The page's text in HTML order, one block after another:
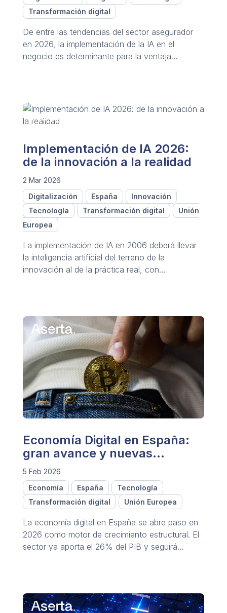
Transformación digital
De entre las tendencias del sector asegurador
en 2026, la implementación de la IA en el
negocio es determinante para la ventaja
Implementación de IA 2026:
de la innovación a la realidad
2 Mar 2026
Digitalización
España
Innovación
Tecnología
Transformación digital
Unión
Europea
La implementación de IA en 2006 deberá llevar
la inteligencia artificial del terreno de la
innovación al de la práctica real, con
Economía Digital en España:
gran avance y nuevas
oportunidades
5 Feb 2026
Economía
España
Tecnología
Transformación digital
Unión Europea
La economía digital en España se abre paso en
2026 como motor de crecimiento estructural. El
sector ya aporta el 26% del PIB y seguirá